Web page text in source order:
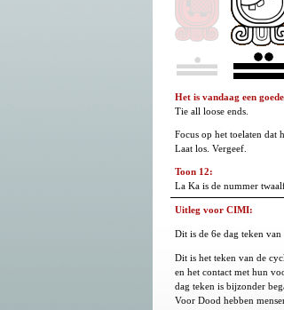
Het is vandaag een
Tie all loose ends.
Focus op het toelaten dat
Laat los. Vergeef.
Toon 12:
La Ka is de nummer
Uitleg voor CIMI:
Dit is de 6e dag teken
Dit is het teken van de
en het contact met hun
dag teken is bijzonder
Voor Dood hebben